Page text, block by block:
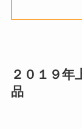
２０１９年
品